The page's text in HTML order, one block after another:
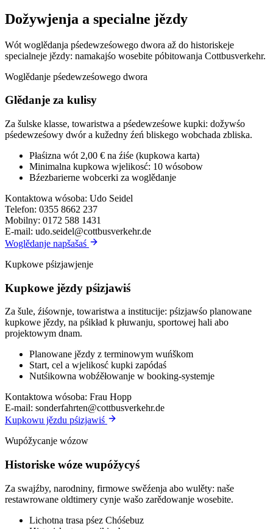
Dožywjenja a specialne jězdy
Wót woglědanja pśedewześowego dwora až do historiskeje
specialneje jězdy: namakajśo wosebite póbitowanja Cottbusverkehr.
Woglědanje pśedewześowego dwora
Glědanje za kulisy
Za šulske klasse, towaristwa a pśedewześowe kupki: dožywśo
pśedewześowy dwór a kužedny źeń bliskego wobchada zbliska.
Płaśizna wót 2,00 € na źiśe (kupkowa karta)
Minimalna kupkowa wjelikosć: 10 wósobow
Bźezbarierne wobcerki za woglědanje
Kontaktowa wósoba: Udo Seidel
Telefon: 0355 8662 237
Mobilny: 0172 588 1431
E-mail: udo.seidel@cottbusverkehr.de
Woglědanje napšašaś
Kupkowe pśizjawjenje
Kupkowe jězdy pśizjawiś
Za šule, źiśownje, towaristwa a institucije: pśizjawśo planowane
kupkowe jězdy, na pśikład k płuwanju, sportowej hali abo
projektowym dnam.
Planowane jězdy z terminowym wuńškom
Start, cel a wjelikosć kupki zapódaś
Nutśikowna wobźěłowanje w booking-systemje
Kontaktowa wósoba: Frau Hopp
E-mail: sonderfahrten@cottbusverkehr.de
Kupkowu jězdu pśizjawiś
Wupóžycanje wózow
Historiske wóze wupóžycyś
Za swajźby, narodniny, firmowe swěźenja abo wulěty: naše
restawrowane oldtimery cynje wašo zarědowanje wosebite.
Lichotna trasa pśez Chóśebuz